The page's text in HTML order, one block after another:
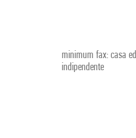
minimum fax: casa
indipendente